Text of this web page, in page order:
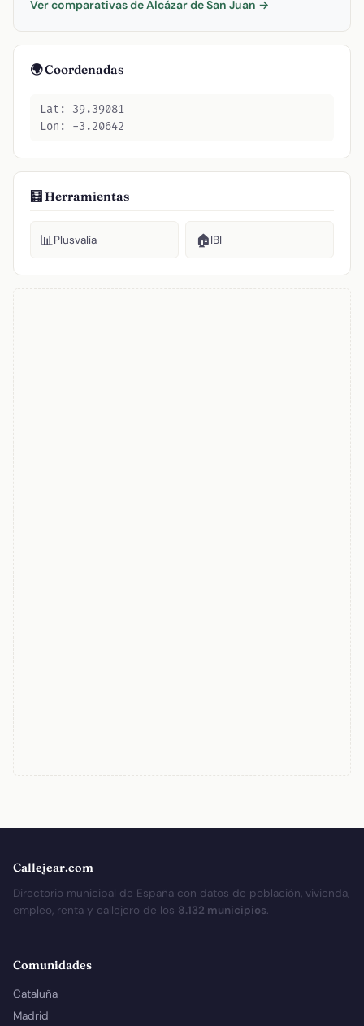
Ver comparativas de Alcázar de San Juan →
🌍 Coordenadas
Lat: 39.39081
Lon: -3.20642
🧮 Herramientas
📊Plusvalía 🏠IBI
Callejear.com
Directorio municipal de España con datos de población, vivienda,
empleo, renta y callejero de los 8.132 municipios.
Comunidades
Cataluña
Madrid